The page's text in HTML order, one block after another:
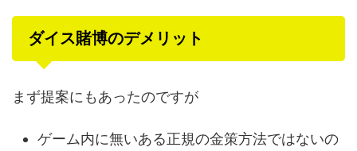
ダイス賭博のデメリット
まず提案にもあったのですが
ゲーム内に無いある正規の金策方法ではないの